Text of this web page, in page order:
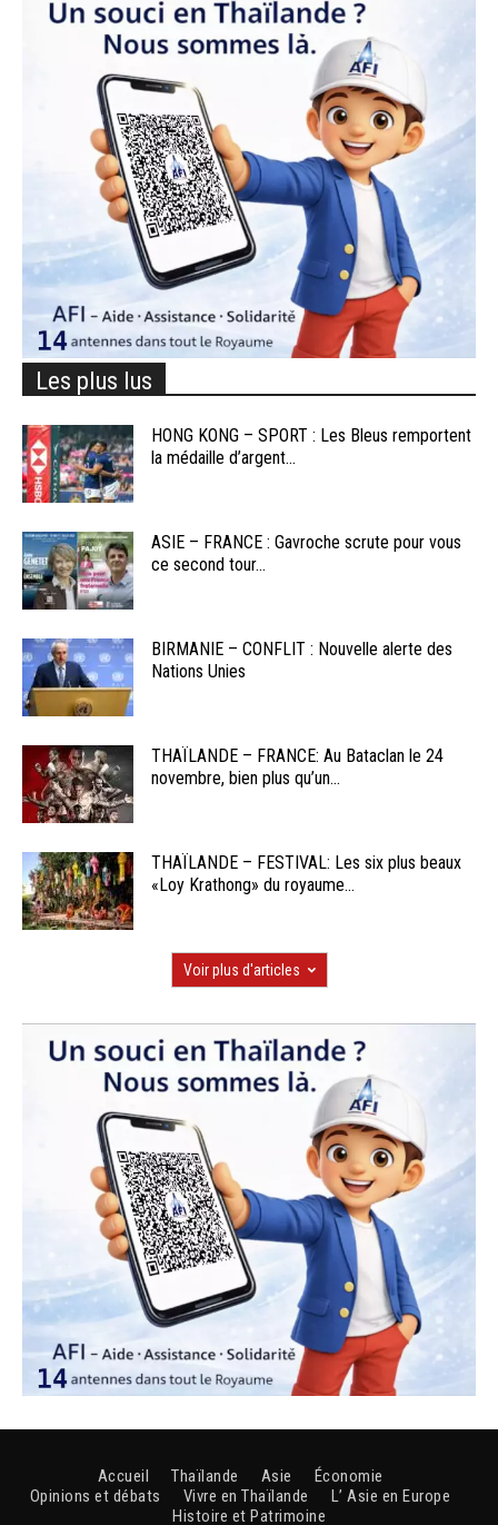
Les plus lus
HONG KONG – SPORT : Les Bleus remportent
la médaille d’argent...
ASIE – FRANCE : Gavroche scrute pour vous
ce second tour...
BIRMANIE – CONFLIT : Nouvelle alerte des
Nations Unies
THAÏLANDE – FRANCE: Au Bataclan le 24
novembre, bien plus qu’un...
THAÏLANDE – FESTIVAL: Les six plus beaux
«Loy Krathong» du royaume...
Voir plus d'articles
Accueil Thaïlande Asie
Économie
Opinions et débats
Vivre en Thaïlande
L’ Asie en Europe
Histoire et Patrimoine